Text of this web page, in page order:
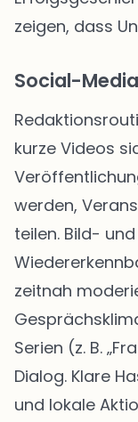
zeigen, dass
Social-
kurze Videos
werden,
teilen. Bild-
zeitnah
Serien (z. B.
Dialog. Klare
und lokale